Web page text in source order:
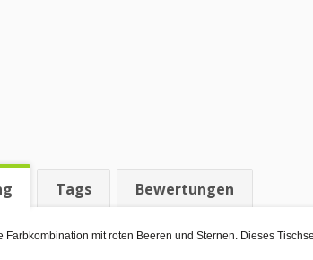
Tags Bewertungen
Farbkombination mit roten Beeren und Sternen. Dieses